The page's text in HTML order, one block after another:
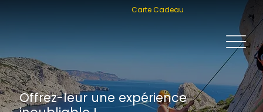
Carte Cadeau
Offrez-leur une expérience